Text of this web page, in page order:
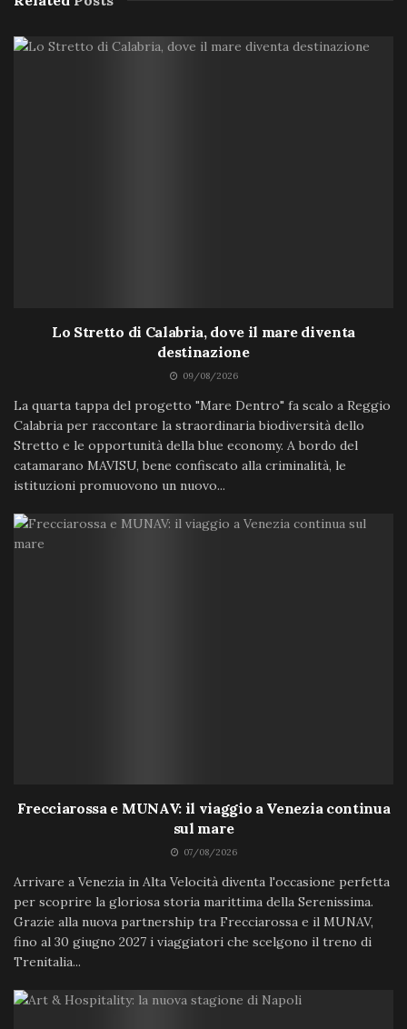
Lo Stretto di Calabria, dove il mare diventa
destinazione
09/08/2026
La quarta tappa del progetto "Mare Dentro" fa scalo a Reggio
Calabria per raccontare la straordinaria biodiversità dello
Stretto e le opportunità della blue economy. A bordo del
catamarano MAVISU, bene confiscato alla criminalità, le
istituzioni promuovono un nuovo...
Frecciarossa e MUNAV: il viaggio a Venezia continua
sul mare
07/08/2026
Arrivare a Venezia in Alta Velocità diventa l'occasione perfetta
per scoprire la gloriosa storia marittima della Serenissima.
Grazie alla nuova partnership tra Frecciarossa e il MUNAV,
fino al 30 giugno 2027 i viaggiatori che scelgono il treno di
Trenitalia...